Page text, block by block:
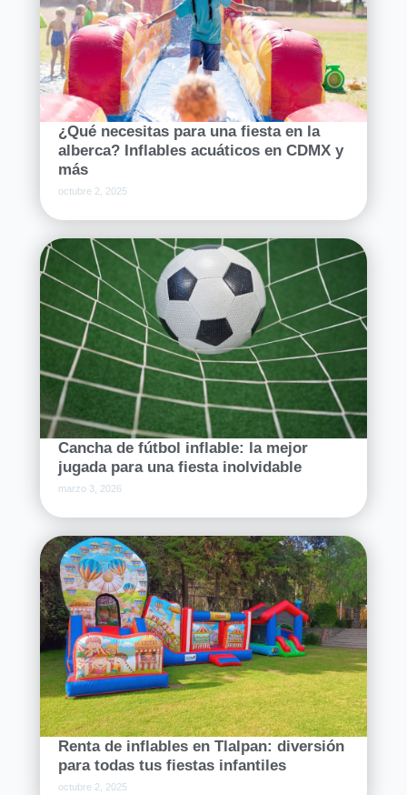
¿Qué necesitas para una fiesta en la
alberca? Inflables acuáticos en CDMX y
más
octubre 2, 2025
Cancha de fútbol inflable: la mejor
jugada para una fiesta inolvidable
marzo 3, 2026
Renta de inflables en Tlalpan: diversión
para todas tus fiestas infantiles
octubre 2, 2025